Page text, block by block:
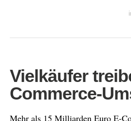
Vielkäufer
Commerce-
Mehr als 15 Milliarden Euro E-